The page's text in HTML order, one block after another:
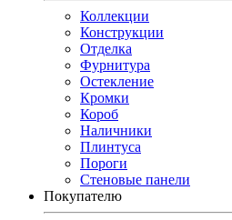
Коллекции
Конструкции
Отделка
Фурнитура
Остекление
Кромки
Короб
Наличники
Плинтуса
Пороги
Стеновые панели
Покупателю